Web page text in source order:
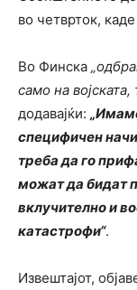
во четврток,
Во Финска
само на
додавајќи:
специфичен
треба да го
можат да бидат
вклучително и
катастрофи“.
Извештајот,